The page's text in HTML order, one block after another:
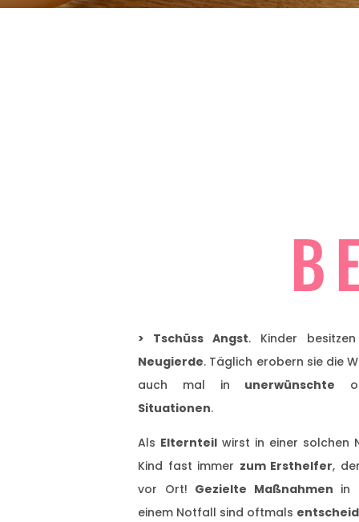
> Tschüss Angst. Kinder
Neugierde. Täglich erobern sie die
auch mal in unerwünschte
Situationen.
Als Elternteil wirst in einer solchen
Kind fast immer zum Ersthelfer,
vor Ort! Gezielte Maßnahmen in
einem Notfall sind oftmals